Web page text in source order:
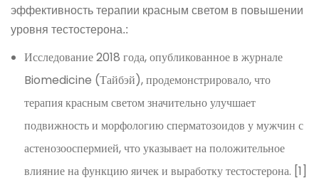
эффективность терапии красным светом в повышении
уровня тестостерона.:
Исследование 2018 года, опубликованное в журнале
Biomedicine (Тайбэй), продемонстрировало, что
терапия красным светом значительно улучшает
подвижность и морфологию сперматозоидов у мужчин с
астенозооспермией, что указывает на положительное
влияние на функцию яичек и выработку тестостерона. [1]